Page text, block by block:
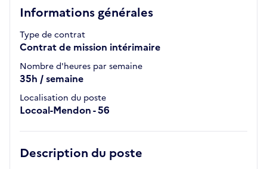
Informations générales
Type de contrat
Contrat de mission intérimaire
Nombre d'heures par semaine
35h / semaine
Localisation du poste
Locoal-Mendon - 56
Description du poste